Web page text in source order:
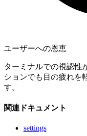
ユーザーへの恩恵
ターミナルでの視認性
ションでも目の疲れを
す。
関連ドキュメント
settings